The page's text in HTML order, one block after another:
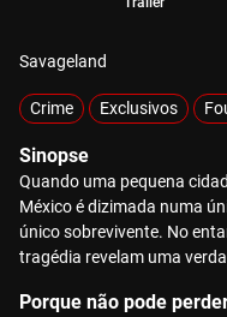
Savageland
Crime Exclusivos
Sinopse
Quando uma pequena
México é dizimada numa
único sobrevivente. No
tragédia revelam uma
Porque não pode